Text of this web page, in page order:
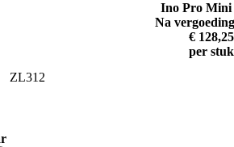
Ino Pro Mini
Na
€ 128,25
per stuk
ZL312